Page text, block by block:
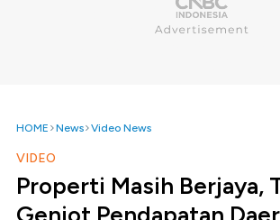
HOME News Video News
VIDEO
Properti Masih Berjaya,